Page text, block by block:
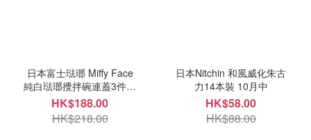
日本富士琺瑯 Miffy Face
純白琺瑯攪拌碗連蓋3件套
裝 10月中
HK$188.00
HK$218.00
日本Nitchin 和風威化朱古
力14本裝 10月中
HK$58.00
HK$88.00